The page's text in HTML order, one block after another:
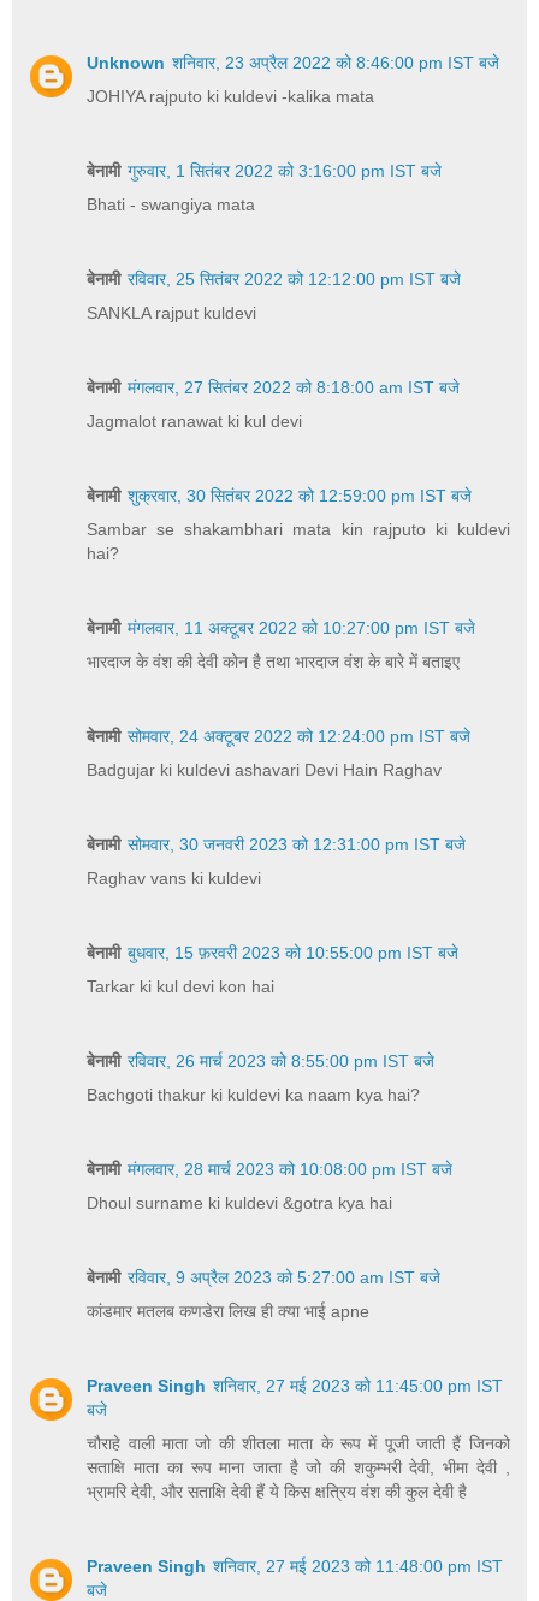
Unknown शनिवार, 23 अप्रैल 2022 को 8:46:00 pm IST बजे
JOHIYA rajputo ki kuldevi -kalika mata
बेनामी गुरुवार, 1 सितंबर 2022 को 3:16:00 pm IST बजे
Bhati - swangiya mata
बेनामी रविवार, 25 सितंबर 2022 को 12:12:00 pm IST बजे
SANKLA rajput kuldevi
बेनामी मंगलवार, 27 सितंबर 2022 को 8:18:00 am IST बजे
Jagmalot ranawat ki kul devi
बेनामी शुक्रवार, 30 सितंबर 2022 को 12:59:00 pm IST बजे
Sambar se shakambhari mata kin rajputo ki kuldevi
hai?
बेनामी मंगलवार, 11 अक्टूबर 2022 को 10:27:00 pm IST बजे
भारदाज के वंश की देवी कोन है तथा भारदाज वंश के बारे में बताइए
बेनामी सोमवार, 24 अक्टूबर 2022 को 12:24:00 pm IST बजे
Badgujar ki kuldevi ashavari Devi Hain Raghav
बेनामी सोमवार, 30 जनवरी 2023 को 12:31:00 pm IST बजे
Raghav vans ki kuldevi
बेनामी बुधवार, 15 फ़रवरी 2023 को 10:55:00 pm IST बजे
Tarkar ki kul devi kon hai
बेनामी रविवार, 26 मार्च 2023 को 8:55:00 pm IST बजे
Bachgoti thakur ki kuldevi ka naam kya hai?
बेनामी मंगलवार, 28 मार्च 2023 को 10:08:00 pm IST बजे
Dhoul surname ki kuldevi &gotra kya hai
बेनामी रविवार, 9 अप्रैल 2023 को 5:27:00 am IST बजे
कांडमार मतलब कणडेरा लिख ही क्या भाई apne
Praveen Singh शनिवार, 27 मई 2023 को 11:45:00 pm IST
बजे
चौराहे वाली माता जो की शीतला माता के रूप में पूजी जाती हैं जिनको
सताक्षि माता का रूप माना जाता है जो की शकुम्भरी देवी, भीमा देवी ,
भ्रामरि देवी, और सताक्षि देवी हैं ये किस क्षत्रिय वंश की कुल देवी है
Praveen Singh शनिवार, 27 मई 2023 को 11:48:00 pm IST
बजे